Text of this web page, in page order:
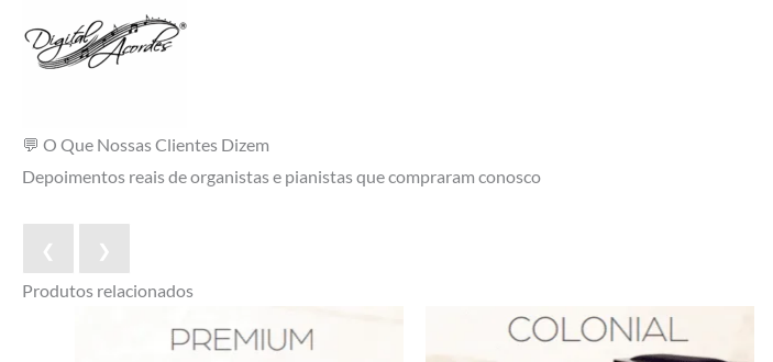
💬 O Que Nossas Clientes Dizem
Depoimentos reais de organistas e pianistas que compraram conosco
❮
❯
Produtos relacionados